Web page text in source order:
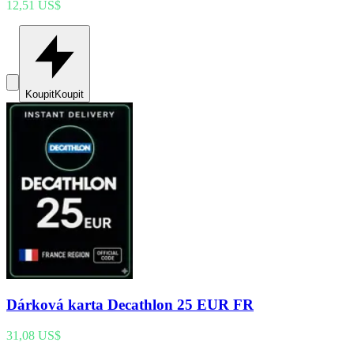
12,51 US$
KoupitKoupit
Dárková karta Decathlon 25 EUR FR
31,08 US$